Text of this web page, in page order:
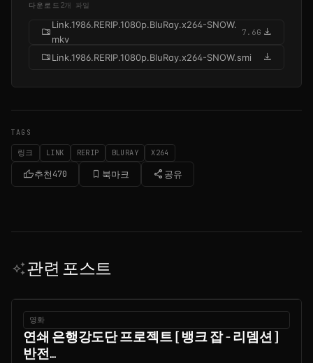
다운로드 2개 파일
folder_zip
Link.1986.RERIP.1080p.BluRay.x264-SNOW.
mkv
7.6G download
folder_zipLink.1986.RERIP.1080p.BluRay.x264-SNOW.smi download
TAGS
링크 LINK RERIP BLURAY X264
thumb_up추천470 bookmark_border 북마크 share 공유
auto_awesome관련 포스트
영화
연쇄 은행강도단 프로젝트 [ 뱅크 잡 - 리뎀션 ]
반전...